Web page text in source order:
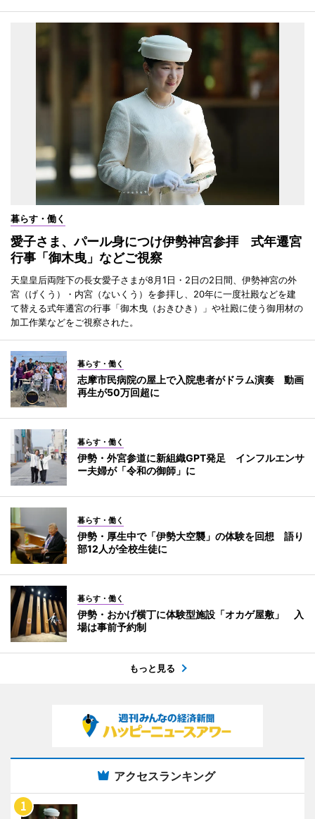
暮らす・働く
愛子さま、パール身につけ伊勢神宮参拝 式年遷宮
行事「御木曳」などご視察
天皇皇后両陛下の長女愛子さまが8月1日・2日の2日間、伊勢神宮の外
宮（げくう）・内宮（ないくう）を参拝し、20年に一度社殿などを建
て替える式年遷宮の行事「御木曳（おきひき）」や社殿に使う御用材の
加工作業などをご視察された。
暮らす・働く
志摩市民病院の屋上で入院患者がドラム演奏 動画
再生が50万回超に
暮らす・働く
伊勢・外宮参道に新組織GPT発足 インフルエンサ
ー夫婦が「令和の御師」に
暮らす・働く
伊勢・厚生中で「伊勢大空襲」の体験を回想 語り
部12人が全校生徒に
暮らす・働く
伊勢・おかげ横丁に体験型施設「オカゲ屋敷」 入
場は事前予約制
もっと見る
アクセスランキング